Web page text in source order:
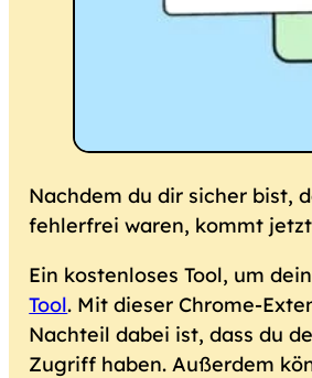
Nachdem du dir sicher bist,
fehlerfrei waren, kommt
Ein kostenloses Tool, um
Tool. Mit dieser Chrome-
Nachteil dabei ist, dass du
Zugriff haben. Außerdem